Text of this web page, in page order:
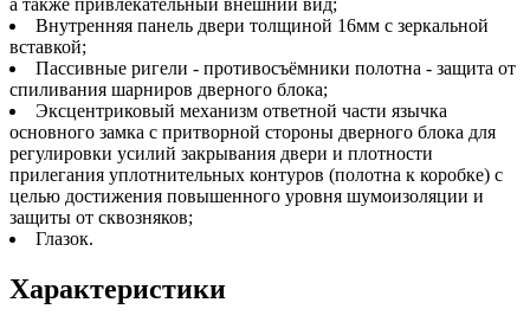
а также привлекательный внешний вид;
Внутренняя панель двери толщиной 16мм с зеркальной
вставкой;
Пассивные ригели - противосъёмники полотна - защита от
спиливания шарниров дверного блока;
Эксцентриковый механизм ответной части язычка
основного замка с притворной стороны дверного блока для
регулировки усилий закрывания двери и плотности
прилегания уплотнительных контуров (полотна к коробке) с
целью достижения повышенного уровня шумоизоляции и
защиты от сквозняков;
Глазок.
Характеристики